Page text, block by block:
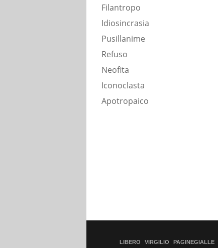
Filantropo
Idiosincrasia
Pusillanime
Refuso
Neofita
Iconoclasta
Apotropaico
LIBERO VIRGILIO PAGINEGIALLE